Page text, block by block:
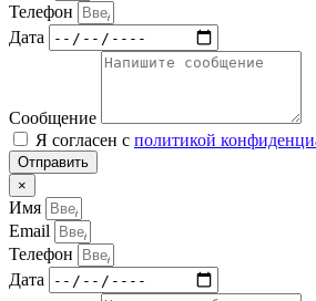
Телефон
Дата
Сообщение
Я согласен с политикой
Отправить
×
Имя
Email
Телефон
Дата